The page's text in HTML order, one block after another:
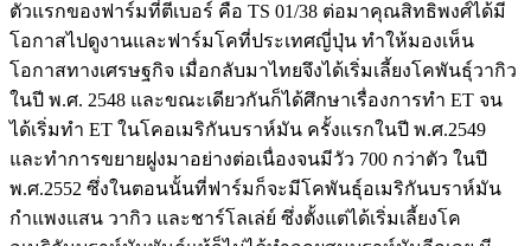
ตัวแรกของฟาร์มที่ตีเบอร์ คือ TS 01/38 ต่อมาคุณสิทธิพงศ์ได้มี
โอกาสไปดูงานและฟาร์มโคที่ประเทศญี่ปุ่น ทำให้มองเห็น
โอกาสทางเศรษฐกิจ เมื่อกลับมาไทยจึงได้เริ่มเลี้ยงโคพันธุ์วากิว
ในปี พ.ศ. 2548 และขณะเดียวกันก็ได้ศึกษาเรื่องการทำ ET จน
ได้เริ่มทำ ET ในโคอเมริกันบราห์มัน ครั้งแรกในปี พ.ศ.2549
และทำการขยายฝูงมาอย่างต่อเนื่องจนมีวัว 700 กว่าตัว ในปี
พ.ศ.2552 ซึ่งในตอนนั้นที่ฟาร์มก็จะมีโคพันธุ์อเมริกันบราห์มัน
กำแพงแสน วากิว และชาร์โลเล่ย์ ซึ่งตั้งแต่ได้เริ่มเลี้ยงโค